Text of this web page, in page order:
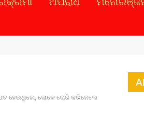
ହେଉଥିଲେ, ଲୋକେ ଚୋରି କରିନେଲେ